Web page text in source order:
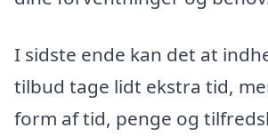
I sidste ende kan det at
tilbud tage lidt ekstra tid,
form af tid, penge og